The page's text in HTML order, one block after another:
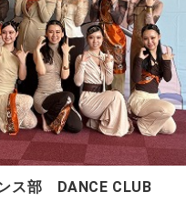
ス部 DANCE CLUB